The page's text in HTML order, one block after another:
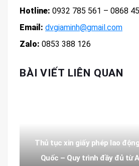
Hotline: 0932 785 561 – 0868
Email: dvgiaminh@gmail.com
Zalo: 0853 388 126
BÀI VIẾT LIÊN QUAN
Thủ tục xin giấy phép lao
Quốc – Quy trình đầy đủ từ